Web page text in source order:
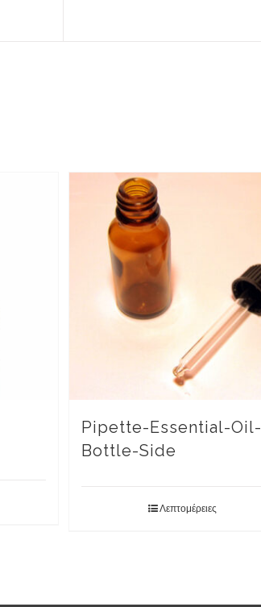
Pipette-Essential-Oil-
Bottle-Side
Λεπτομέρειες